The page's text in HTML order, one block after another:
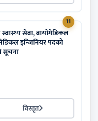
11
सेवा, बायोमेडिकल
इन्‍जिनियर पदको
सूचना
विस्तृत